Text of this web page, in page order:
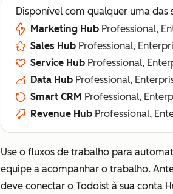
Disponível com qualquer uma das
Marketing Hub Professional,
Sales Hub Professional,
Service Hub Professional,
Data Hub Professional,
Smart CRM Professional,
Revenue Hub Professional,
Use o fluxos de trabalho para
equipe a acompanhar o trabalho.
deve conectar o Todoist à sua conta